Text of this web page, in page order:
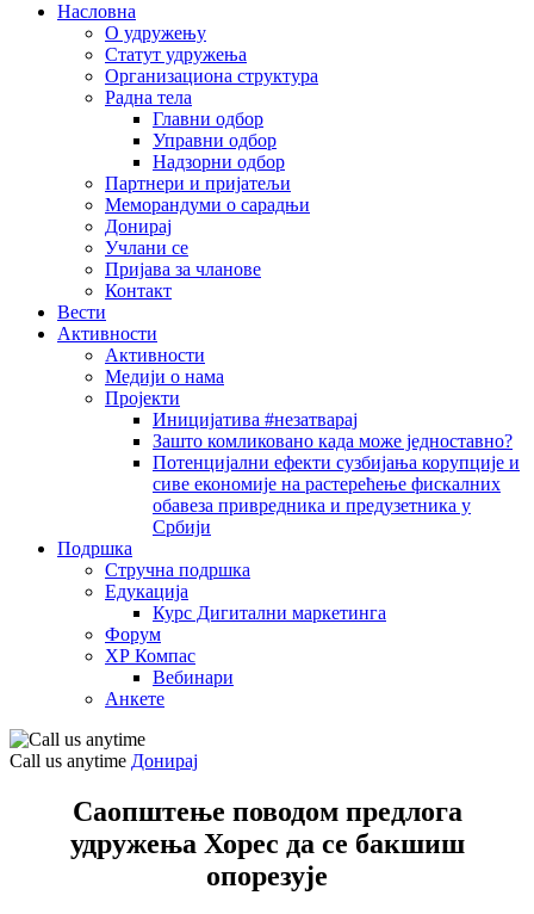
Насловна
О удружењу
Статут удружења
Организациона структура
Радна тела
Главни одбор
Управни одбор
Надзорни одбор
Партнери и пријатељи
Меморандуми о сарадњи
Донирај
Учлани се
Пријава за чланове
Контакт
Вести
Активности
Активности
Медији о нама
Пројекти
Иницијатива #незатварај
Зашто комликовано када може једноставно?
Потенцијални ефекти сузбијања корупције и
сиве економије на растерећење фискалних
обавеза привредника и предузетника у
Србији
Подршка
Стручна подршка
Едукација
Курс Дигитални маркетинга
Форум
ХР Компас
Вебинари
Анкете
Call us anytime Донирај
Саопштење поводом предлога
удружења Хорес да се бакшиш
опорезује